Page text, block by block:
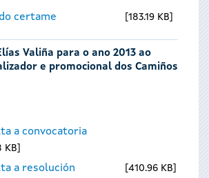
certame 183.19 KB
Valiña para o ano 2013 ao
e promocional dos Camiños
a convocatoria
KB
a resolución 410.96 KB